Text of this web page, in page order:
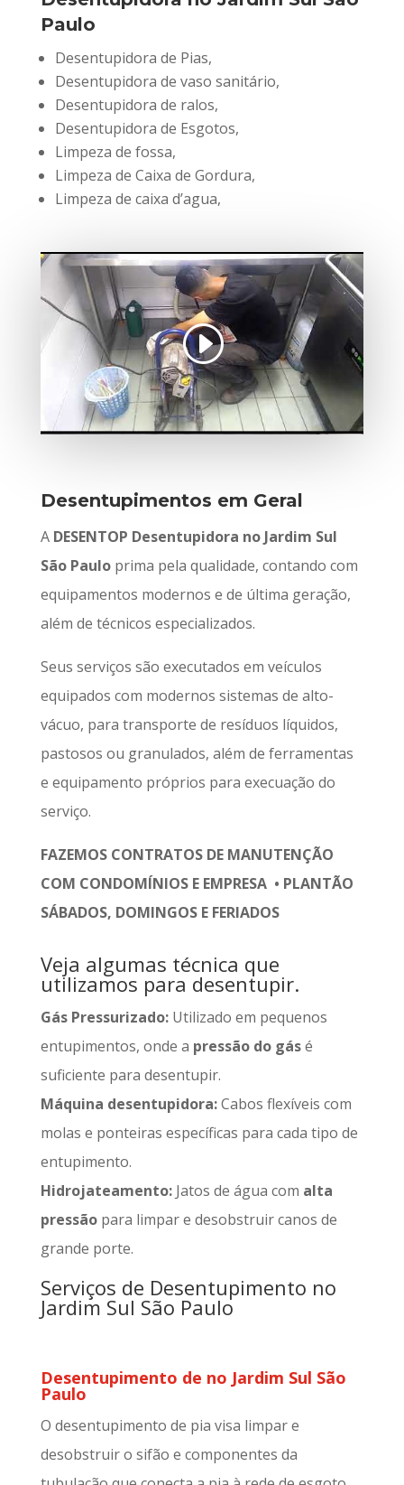
Paulo
Desentupidora de Pias,
Desentupidora de vaso sanitário,
Desentupidora de ralos,
Desentupidora de Esgotos,
Limpeza de fossa,
Limpeza de Caixa de Gordura,
Limpeza de caixa d’agua,
Desentupimentos em Geral
A DESENTOP Desentupidora no Jardim Sul
São Pauloprima pela qualidade, contando com
equipamentos modernos e de última geração,
além de técnicos especializados.
Seus serviços são executados em veículos
equipados com modernos sistemas de alto-
vácuo, para transporte de resíduos líquidos,
pastosos ou granulados, além de ferramentas
e equipamento próprios para execuação do
serviço.
FAZEMOS CONTRATOS DE MANUTENÇÃO
COM CONDOMÍNIOS E EMPRESA • PLANTÃO
SÁBADOS, DOMINGOS E FERIADOS
Veja algumas técnica que
utilizamos para desentupir.
Gás Pressurizado:Utilizado em pequenos
entupimentos, onde a pressão do gásé
suficiente para desentupir.
Máquina desentupidora:Cabos flexíveis com
molas e ponteiras específicas para cada tipo de
entupimento.
Hidrojateamento:Jatos de água com alta
pressãopara limpar e desobstruir canos de
grande porte.
Serviços de Desentupimento no
Jardim Sul São Paulo
Desentupimento de no Jardim Sul São
Paulo
O desentupimento de pia visa limpar e
desobstruir o sifão e componentes da